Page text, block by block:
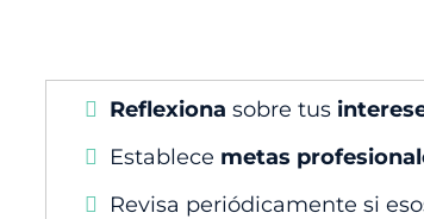
Reflexiona sobre tus
Establece metas
Revisa periódicamente si